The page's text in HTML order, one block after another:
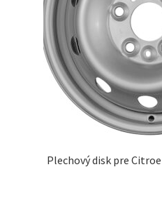
Plechový disk pre